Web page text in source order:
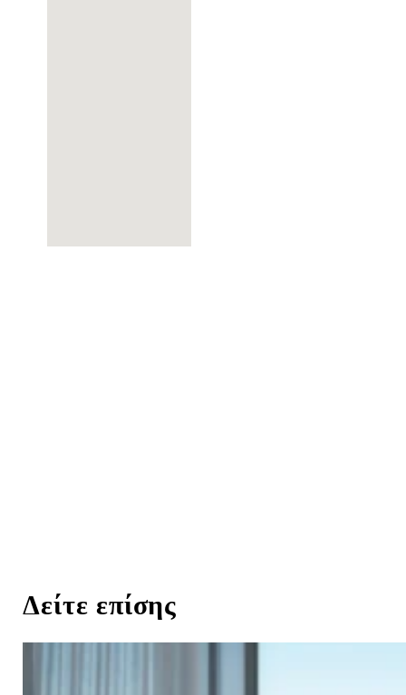
Δείτε επίσης